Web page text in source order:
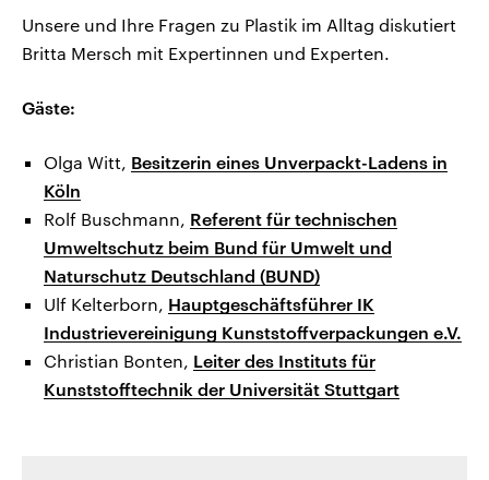
Unsere und Ihre Fragen zu Plastik im Alltag diskutiert
Britta Mersch mit Expertinnen und Experten.
Gäste:
Olga Witt, Besitzerin eines Unverpackt-Ladens in
Köln
Rolf Buschmann, Referent für technischen
Umweltschutz beim Bund für Umwelt und
Naturschutz Deutschland (BUND)
Ulf Kelterborn, Hauptgeschäftsführer IK
Industrievereinigung Kunststoffverpackungen e.V.
Christian Bonten, Leiter des Instituts für
Kunststofftechnik der Universität Stuttgart